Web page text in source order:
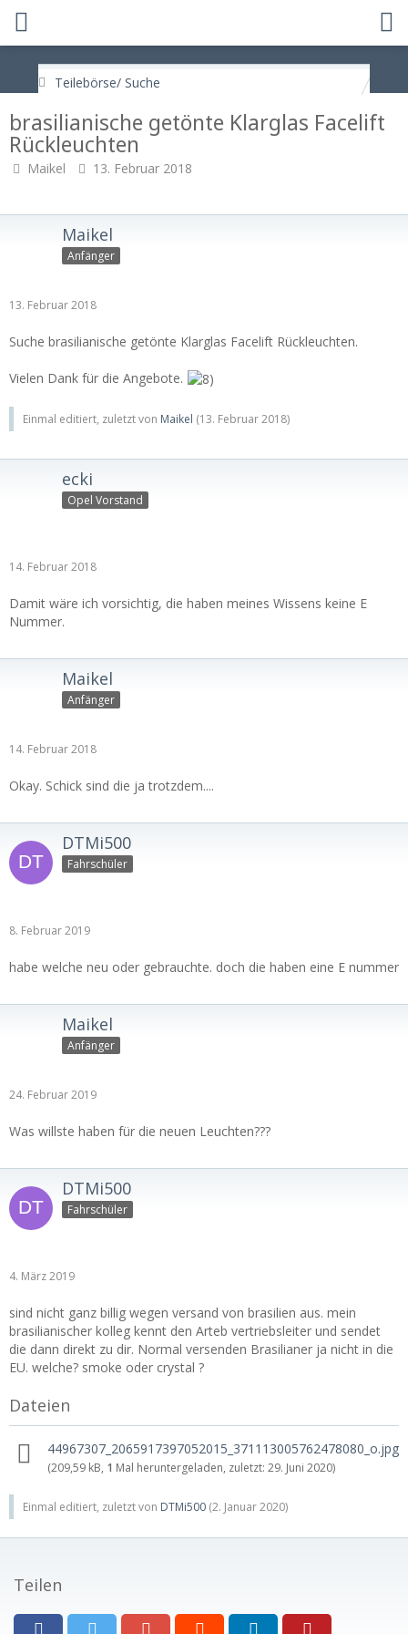
Teilebörse/ Suche
brasilianische getönte Klarglas Facelift
Rückleuchten
Maikel 13. Februar 2018
Maikel
Anfänger
13. Februar 2018
Suche brasilianische getönte Klarglas Facelift Rückleuchten.
Vielen Dank für die Angebote.
Einmal editiert, zuletzt von Maikel (13. Februar 2018)
ecki
Opel Vorstand
14. Februar 2018
Damit wäre ich vorsichtig, die haben meines Wissens keine E
Nummer.
Maikel
Anfänger
14. Februar 2018
Okay. Schick sind die ja trotzdem....
DTMi500
Fahrschüler
8. Februar 2019
habe welche neu oder gebrauchte. doch die haben eine E nummer
Maikel
Anfänger
24. Februar 2019
Was willste haben für die neuen Leuchten???
DTMi500
Fahrschüler
4. März 2019
sind nicht ganz billig wegen versand von brasilien aus. mein
brasilianischer kolleg kennt den Arteb vertriebsleiter und sendet
die dann direkt zu dir. Normal versenden Brasilianer ja nicht in die
EU. welche? smoke oder crystal ?
Dateien
44967307_2065917397052015_371113005762478080_o.jpg
(209,59 kB, 1 Mal heruntergeladen, zuletzt: 29. Juni 2020)
Einmal editiert, zuletzt von DTMi500 (2. Januar 2020)
Teilen